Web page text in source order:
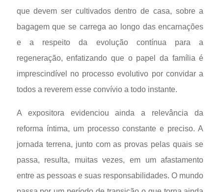
que devem ser cultivados dentro de casa, sobre a
bagagem que se carrega ao longo das encarnações
e a respeito da evolução contínua para a
regeneração, enfatizando que o papel da família é
imprescindível no processo evolutivo por convidar a
todos a reverem esse convívio a todo instante.
A expositora evidenciou ainda a relevância da
reforma íntima, um processo constante e preciso. A
jornada terrena, junto com as provas pelas quais se
passa, resulta, muitas vezes, em um afastamento
entre as pessoas e suas responsabilidades. O mundo